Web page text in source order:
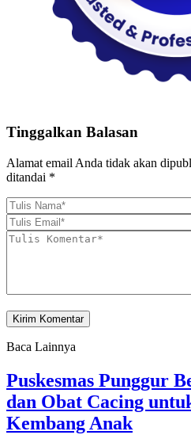
Tinggalkan Balasan
Alamat email Anda tidak akan
ditandai *
Baca Lainnya
Puskesmas Punggur
dan Obat Cacing
Kembang Anak